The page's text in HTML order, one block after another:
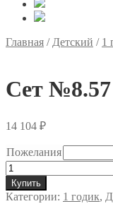
Главная / Детский / 1
Сет №8.57
14 104 ₽
Пожелания
Количество
товара
Сет
№8.57
Купить
Категории: 1 годик,